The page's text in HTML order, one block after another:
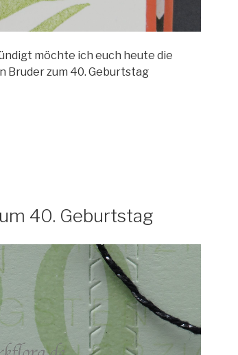
möchte ich euch heute die
Bruder zum 40. Geburtstag
40. Geburtstag